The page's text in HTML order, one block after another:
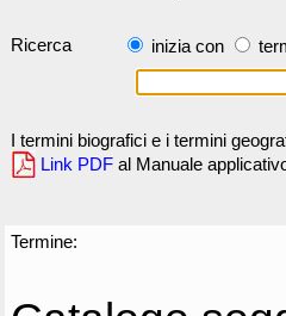
Ricerca inizia con
I termini biografici e i termini
Link PDF al Manuale
Termine: